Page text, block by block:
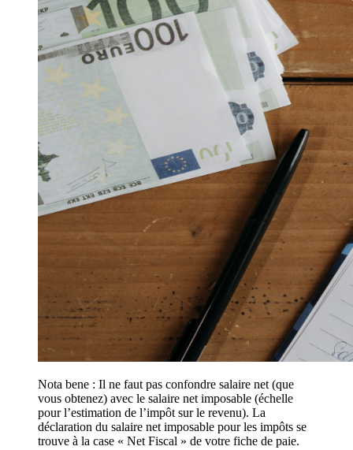
Nota bene : Il ne faut pas confondre salaire net (que
vous obtenez) avec le salaire net imposable (échelle
pour l’estimation de l’impôt sur le revenu). La
déclaration du salaire net imposable pour les impôts se
trouve à la case « Net Fiscal » de votre fiche de paie.